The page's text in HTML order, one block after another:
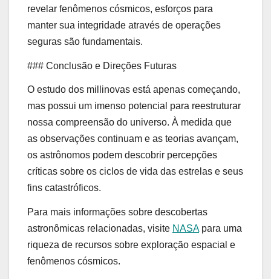
revelar fenômenos cósmicos, esforços para
manter sua integridade através de operações
seguras são fundamentais.
### Conclusão e Direções Futuras
O estudo dos millinovas está apenas começando,
mas possui um imenso potencial para reestruturar
nossa compreensão do universo. À medida que
as observações continuam e as teorias avançam,
os astrônomos podem descobrir percepções
críticas sobre os ciclos de vida das estrelas e seus
fins catastróficos.
Para mais informações sobre descobertas
astronômicas relacionadas, visite NASApara uma
riqueza de recursos sobre exploração espacial e
fenômenos cósmicos.